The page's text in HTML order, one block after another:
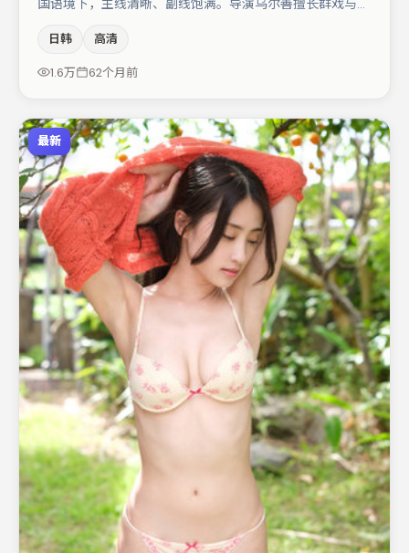
国语境下，主线清晰、副线饱满。导演乌尔善擅长群戏与空
的对手戏构成全片情感锚点，王景春则以细节塑造推动谜题
层层揭开。整体完成度较高，适合周末一口气追完。
日韩 高清
1.6万 62个月前
最新